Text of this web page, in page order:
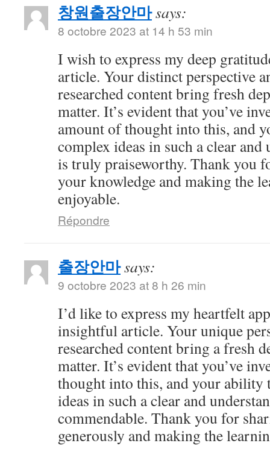
창원출장안마says:
8 octobre 2023 at 14 h 53 min
I wish to express my deep
article. Your distinct perspective
researched content bring fresh
matter. It’s evident that you’ve
amount of thought into this, and
complex ideas in such a clear and
is truly praiseworthy. Thank you
your knowledge and making the
enjoyable.
Répondre
출장안마says:
9 octobre 2023 at 8 h 26 min
I’d like to express my heartfelt
insightful article. Your unique
researched content bring a fresh
matter. It’s evident that you’ve
thought into this, and your ability
ideas in such a clear and
commendable. Thank you for
generously and making the